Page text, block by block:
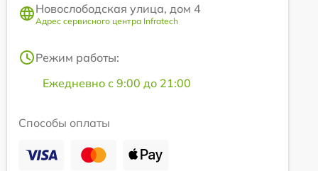
Новослободская улица, дом 4
Адрес сервисного центра Infratech
Режим работы:
Ежедневно с 9:00 до 21:00
Способы оплаты